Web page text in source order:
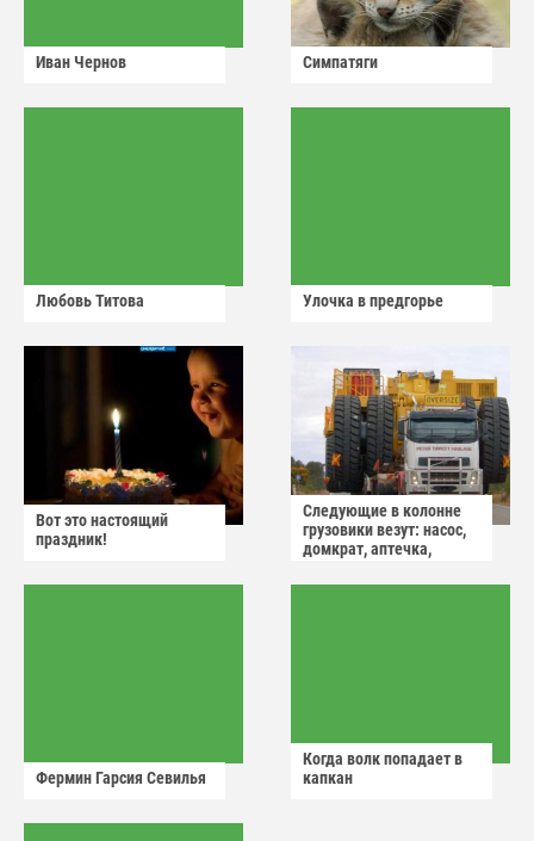
Иван Чернов Симпатяги
Любовь Титова Улочка в предгорье
Вот это настоящий
праздник!
Следующие в колонне
грузовики везут: насос,
домкрат, аптечка,
Фермин Гарсия Севилья
Когда волк попадает в
капкан